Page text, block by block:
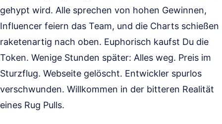
gehypt wird. Alle sprechen von hohen Gewinnen,
Influencer feiern das Team, und die Charts schießen
raketenartig nach oben. Euphorisch kaufst Du die
Token. Wenige Stunden später: Alles weg. Preis im
Sturzflug. Webseite gelöscht. Entwickler spurlos
verschwunden. Willkommen in der bitteren Realität
eines Rug Pulls.